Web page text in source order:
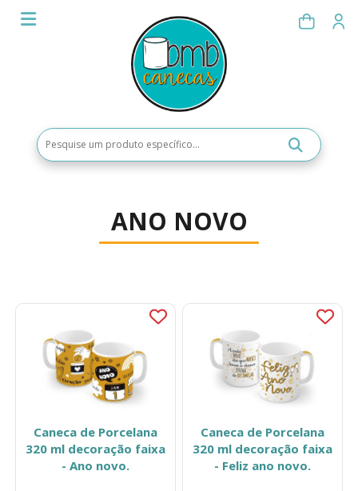
ANO NOVO
Caneca de Porcelana
320 ml decoração faixa
- Ano novo.
Caneca de Porcelana
320 ml decoração faixa
- Feliz ano novo.